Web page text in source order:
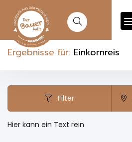
Ergebnisse für: Einkornreis
Filter
Hier kann ein Text rein